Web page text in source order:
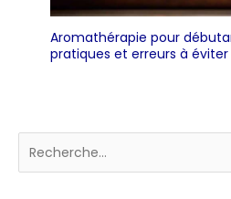
Aromathérapie pour
pratiques et erreurs à éviter
Rechercher